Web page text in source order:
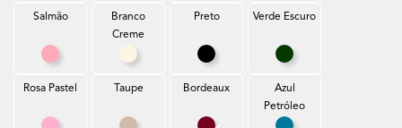
Salmão
Salmão
Branco
Creme
Branco Creme
Preto
Preto
Verde Escuro
Verde Escuro
Rosa Pastel Taupe Bordeaux
Azul
Petróleo